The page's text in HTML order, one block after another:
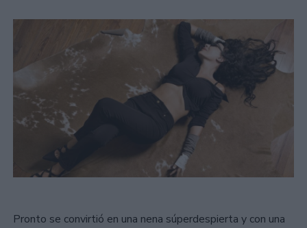
Pronto se convirtió en una nena súperdespierta y con una